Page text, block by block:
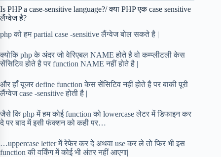
Is PHP a case-sensitive language?/ क्या PHP एक case sensitive
लैंग्वेज है?
php को हम partial case -sensitive लैंग्वेज बोल सकते है |
क्योकि php के अंदर जो वेरिएबल NAME होते है वो कम्प्लीटली केस
सेंसिटिव होते है पर function NAME नहीं होते है |
और हाँ यूजर define function केस सेंसिटिव नहीं होते है पर बाकी पूरी
लैंग्वेज case -sensitive होती है |
जैसे कि php में हम कोई function को lowercase लेटर में डिफाइन कर
दे पर बाद में इसी फंक्शन को कही पर…
…uppercase letter में रेफेर कर दे अथवा use कर ले तो फिर भी इस
function की वर्किंग में कोई भी अंतर नहीं आएगा|